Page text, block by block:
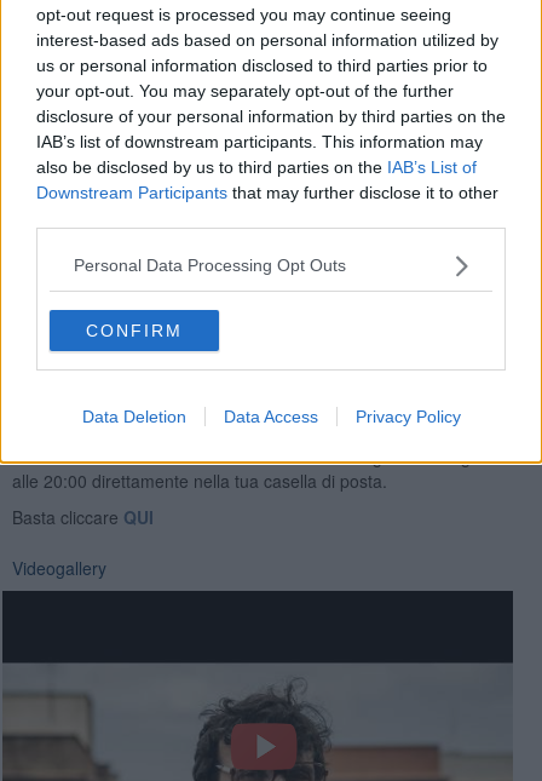
opt-out request is processed you may continue seeing
interest-based ads based on personal information utilized by
us or personal information disclosed to third parties prior to
your opt-out. You may separately opt-out of the further
disclosure of your personal information by third parties on the
IAB’s list of downstream participants. This information may
also be disclosed by us to third parties on the IAB’s List of
Downstream Participants that may further disclose it to other
Personal Data Processing Opt Outs
CONFIRM
Data Deletion Data Access Privacy Policy
L’incontro con il magistrato Palermo, atteso a lungo, aiuterà
entrambi a rinascere e ad andare avanti senza mai dimenticare
quel tragico attentato che li ha legati per sempre, e Margherita –
oggi – è attivamente impegnata nelle scuole, a favore della legalità.
“Mi ha profondamente colpito e commosso – dice Graziano Diana
libro che la figlia scampata alla strage, Margherita Asta, ha
scritto insieme alla giornalista Michela Gargiulo, ricostruendo
il suo destino di sopravvissuta.Il drammatico percorso di
Margherita e del giudice Palermo per ritrovare il senso della vita
una grande sofferenza”.
Se vuoi leggere le notizie principali della Toscana iscriviti alla
Newsletter QUInews - ToscanaMedia.Arriva gratis tutti i giorni
alle 20:00 direttamente nella tua casella di posta.
Basta cliccare QUI
Videogallery